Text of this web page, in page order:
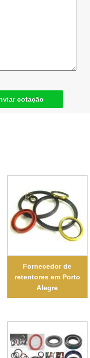
cotação
Fornecedor de
retentores em Porto
Alegre